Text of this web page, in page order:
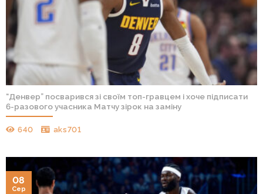
“Денвер” посварився зі своїм топ-гравцем і хоче підписати
6-разового учасника Матчу зірок на заміну
640 aks701
08
Сер